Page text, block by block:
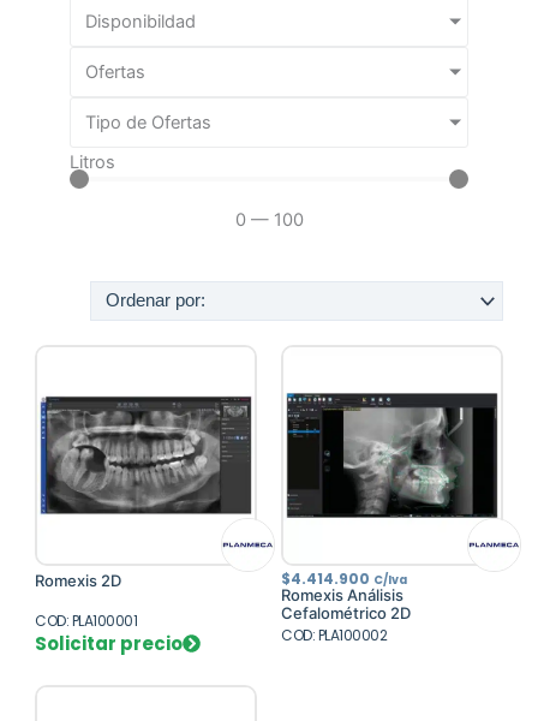
Disponibildad
Ofertas
Tipo de Ofertas
Litros
0 — 100
Romexis 2D
COD: PLA100001
Solicitar precio
$4.414.900 C/Iva
Romexis Análisis
Cefalométrico 2D
COD: PLA100002